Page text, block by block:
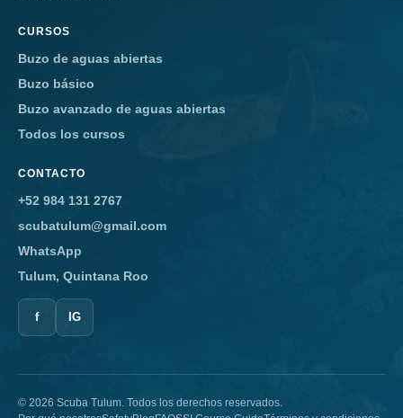
CURSOS
Buzo de aguas abiertas
Buzo básico
Buzo avanzado de aguas abiertas
Todos los cursos
CONTACTO
+52 984 131 2767
scubatulum@gmail.com
WhatsApp
Tulum, Quintana Roo
f IG
© 2026 Scuba Tulum. Todos los derechos reservados.